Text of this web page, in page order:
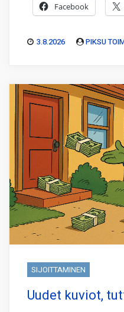
Facebook
3.8.2026 PIKSU
SIJOITTAMINEN
Uudet kuviot,